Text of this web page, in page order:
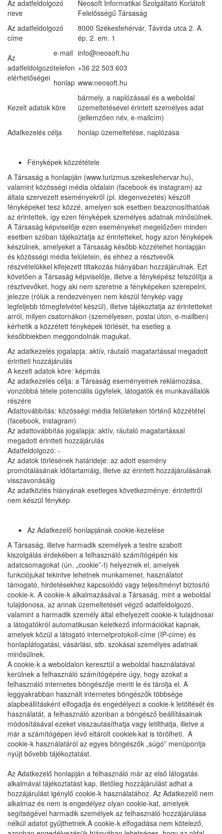
Az adatfeldolgozó
neve
Neosoft Informatikai Szolgáltató Korlátolt
Felelősségű Társaság
Az adatfeldolgozó
címe
8000 Székesfehérvár, Távirda utca 2. A.
ép. 2. em. 1
Az
adatfeldolgozó
elérhetőségei
e-mail info@neosoft.hu
telefon +36 22 503 603
honlap www.neosoft.hu
Kezelt adatok köre
bármely, a naplózással és a weboldal
üzemeltetésével érintett személyes adat
(jellemzően név, e-mailcím)
Adatkezelés célja
honlap üzemeltetése, naplózása
Fényképek közzététele
A Társaság a honlapján (www.turizmus.szekesfehervar.hu),
valamint közösségi média oldalain (facebook és instagram) az
általa szervezett eseményekről (pl. idegenvezetés) készült
fényképeket tesz közzé, amelyen sok esetben beazonosíthatóak
az érintettek, így ezen fényképek személyes adatnak minősülnek.
A Társaság képviselője ezen eseményeket megelőzően minden
esetben szóban tájékoztatja az érintetteket, hogy azon fényképek
készülnek, amelyeket a Társaság később közzétehet honlapján
és közösségi média felületein, és ehhez a résztvevők
részvételükkel kifejezett tiltakozás hiányában hozzájárulnak. Ezt
követően a Társaság képviselője, illetve a fényképész felszólítja a
résztvevőket, hogy aki nem szeretne a fényképeken szerepelni,
jelezze (róluk a rendezvényen nem készül fénykép vagy
legfeljebb tömegfelvétel készül), illetve tájékoztatja az érintetteket
arról, milyen csatornákon (személyesen, postai úton, e-mailben)
kérhetik a közzétett fényképek törlését, ha esetleg a
későbbiekben meggondolnák magukat.
Az adatkezelés jogalapja: aktív, ráutaló magatartással megadott
érintteti hozzájárulás
A kezelt adatok köre: képmás
Az adatkezelés célja: a Társaság eseményeinek reklámozása,
vonzóbbá tétele potenciális ügyfelek, látogatók és munkavállalók
részére
Adattovábbítás: közösségi média felületeken történő közzététel
(facebook, instagram)
Az adattovábbítás jogalapja: aktív, ráutaló magatartással
megadott érintteti hozzájárulás
Adatfeldolgozó: -
Az adatok törlésének határideje: az adott esemény
promótálásának időtartamáig, illetve az érintett hozzájárulásának
visszavonásáig
Az adatközlés hiányának esetleges következménye: érintettről
nem készül fénykép
Az Adatkezelő honlapjának cookie-kezelése
A Társaság, illetve harmadik személyek a testre szabott
kiszolgálás érdekében a felhasználó számítógépén kis
adatcsomagokat (ún. „cookie”-t) helyeznek el, amelyek
funkciójukat tekintve lehetnek munkamenet, használatot
támogató, hirdetésekhez kapcsolódó vagy teljesítményt biztosító
cookie-k. A cookie-k alkalmazásával a Társaság, mint a weboldal
tulajdonosa, az annak üzemeltetését végző adatfeldolgozó,
valamint a harmadik személy által elhelyezett cookie-k tulajdnosai
a látogatókról automatikusan keletkező információkat kapnak,
amelyek közül a látogató internetprotokoll-címe (IP-címe) és
honlaplátogatási, vásárlási, stb. szokásai személyes adatnak
minősülnek.
A cookie-k a weboldalon keresztül a weboldal használatával
kerülnek a felhasználó számítógépére úgy, hogy azokat a
felhasználó internetes böngészője menti le és tárolja el. A
leggyakrabban használt internetes böngészők többsége
alapbeállításként elfogadja és engedélyezi a cookie-k letöltését és
használatát, a felhasználó azonban a böngésző beállításainak
módosításával ezeket visszautasíthatja vagy letilthatja, illetve a
már a számítógépen lévő eltárolt cookiek-kat is törölheti. A
cookie-k használatáról az egyes böngészők „súgó” menüpontja
nyújt bővebb tájékoztatást.
Az Adatkezelő honlapján a felhasználó már az első látogatás
alkalmával tájékoztatást kap, illetőleg hozzájárulást adhat a
hozzájárulást igénylő cookie-k használatához. Az Adatkezelő nem
alkalmaz és nem is engedélyez olyan cookie-kat, amelyek
segítségével harmadik személyek az felhasználó hozzájárulása
nélkül adatot gyűjthetnek.A cookie-k elfogadása nem kötelező,